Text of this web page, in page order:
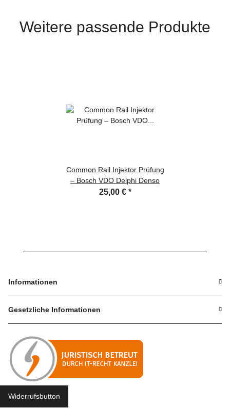
Weitere passende Produkte
Common Rail Injektor Prüfung
– Bosch VDO Delphi Denso
25,00 € *
Informationen
Gesetzliche Informationen
Widerrufsbutton